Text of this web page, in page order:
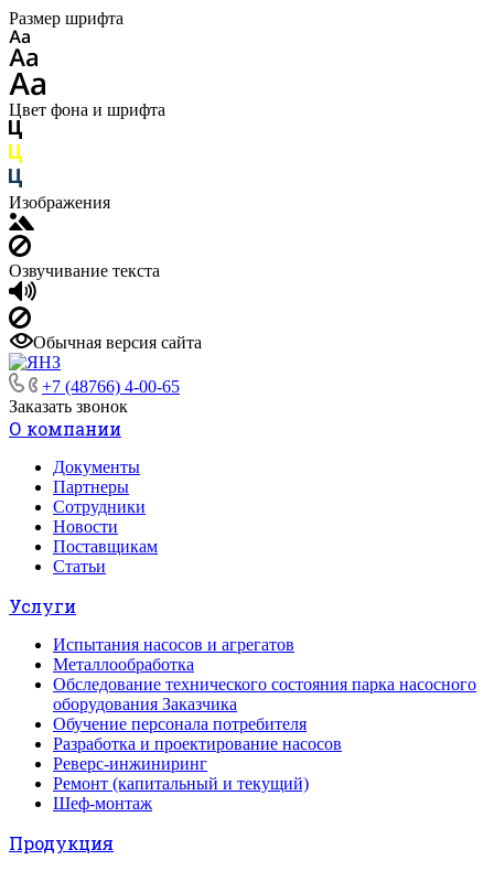
Размер шрифта
Цвет фона и шрифта
Изображения
Озвучивание текста
Обычная версия сайта
+7 (48766) 4-00-65
Заказать звонок
О компании
Документы
Партнеры
Сотрудники
Новости
Поставщикам
Статьи
Услуги
Испытания насосов и агрегатов
Металлообработка
Обследование технического состояния парка насосного
оборудования Заказчика
Обучение персонала потребителя
Разработка и проектирование насосов
Реверс-инжиниринг
Ремонт (капитальный и текущий)
Шеф-монтаж
Продукция